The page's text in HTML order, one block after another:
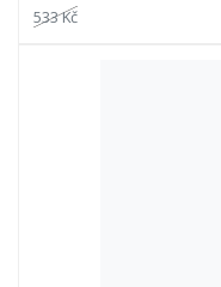
533 Kč